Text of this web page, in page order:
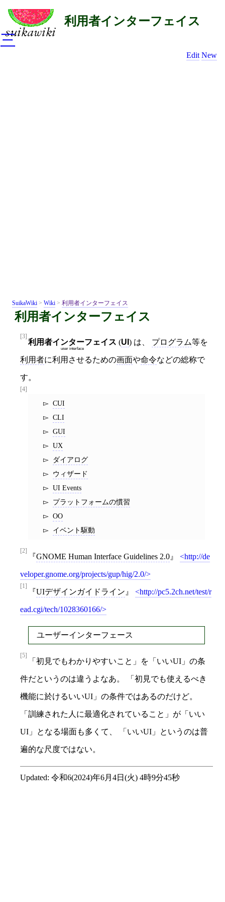
利用者インターフェイス
Edit New
SuikaWiki > Wiki > 利用者インターフェイス
利用者インターフェイス
[3]
利用者インターフェイス
user interface
(UI ) は、 プログラム等を
利用者に利用させるための画面や命令などの総称で
す。
[4]
CUI
CLI
GUI
UX
ダイアログ
ウィザード
UI Events
プラットフォームの慣習
OO
イベント駆動
[2]
GNOME Human Interface Guidelines 2.0 http://de
veloper.gnome.org/projects/gup/hig/2.0/
[1]
UIデザインガイドライン http://pc5.2ch.net/test/r
ead.cgi/tech/1028360166/
ユーザーインターフェース
[5]
「初見でもわかりやすいこと」を「いいUI」の条
件だというのは違うよなあ。 「初見でも使えるべき
機能に於けるいいUI」の条件ではあるのだけど。
「訓練された人に最適化されていること」が「いい
UI」となる場面も多くて、 「いいUI」というのは普
遍的な尺度ではない。
Updated: 令和6(2024)年6月4日(火) 4時9分45秒
三